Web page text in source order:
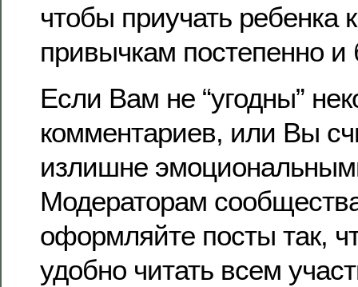
чтобы приучать ребенка
привычкам постепенно и
Если Вам не “угодны”
комментариев, или Вы
излишне
Модераторам
оформляйте посты так,
удобно читать всем